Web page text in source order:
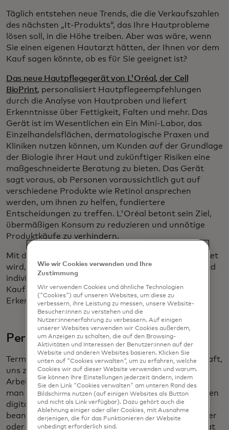
Täglich entstehen neue Trends, die die Verkaufszahlen
des nächsten „It-Produkts“, das Ihre Hautprobleme
lösen soll, in die Höhe treiben. Aber was wäre, wenn
Sie einen eigenen Hautarzt hätten, der Ihnen vor dem
Kauf sagen könnte, ob es für Sie geeignet ist?
Das neue Hautpflegegerät von L'Oréal, der Cell
BioPrint, personalisiert Hautpflegeempfehlungen
durch die Analyse von Hautproben und liefert
Erkenntnisse über Fettigkeit, Falten und mehr. Das
Gerät ist im Wesentlichen ein Ein Mini-Labor, das
Einzelhandelsflächen, dermatologische Praxen und
Kliniken nutzen können, um Kunden auf der Grundlage
der Biologie ihrer Haut und zukünftiger Risiken eine
maßgeschneiderte Beratung zu bieten. Das Gerät
sagt voraus, ob Personen voraussichtlich gut auf
verschiedene Produkte wie Retinol ansprechen
werden, um ihnen zu helfen, fundiertere
Entscheidungen zu treffen. L'Oréal betont sein Ziel,
übermäßigen Konsum zu reduzieren und unnötige
Produktkäufe zu verhindern.
Mit diesem neuen Gerät, das derzeit in Asien getestet
wird, setzt die Schönheitsindustrie auf präzisere und
individuellere Produkte und fördert intelligentere
Kaufentscheidungen, die auf wissenschaftlichen
Erkenntnissen und nicht auf Trends basieren.
Persönliche Assistenten für alle
Termine und Fristen haben die besondere Eigenschaft,
uns zu überraschen. Von Besprechungen am
Arbeitsplatz bis hin zu persönlichen Erinnerungen –
man verliert leicht den Überblick. Siri und Alexa haben
digitale Assistenten populär gemacht und
beantworten unsere alltäglichen Fragen zum Wetter
oder zu den neuesten Nachrichten. Mit ChatGPT hat
Wie wir Cookies verwenden und Ihre
Zustimmung
Wir verwenden Cookies und ähnliche Technologien
("Cookies") auf unseren Websites, um diese zu
verbessern, ihre Leistung zu messen, unsere Website-
Besucher:innen zu verstehen und die
Nutzer:innenerfahrung zu verbessern. Auf einigen
unserer Websites verwenden wir Cookies außerdem,
um Anzeigen zu schalten, die auf den Browsing-
Aktivitäten und Interessen der Benutzer:innen auf der
Website und anderen Websites basieren. Klicken Sie
unten auf "Cookies verwalten", um zu erfahren, welche
Cookies wir auf dieser Website verwenden und warum.
Sie können Ihre Einstellungen jederzeit ändern, indem
Sie den Link "Cookies verwalten" am unteren Rand des
Bildschirms nutzen (auf einigen Websites als Button
und nicht als Link verfügbar). Dazu gehört auch die
Ablehnung einiger oder aller Cookies, mit Ausnahme
derjenigen, die für das Funktionieren der Website
unbedingt erforderlich sind.